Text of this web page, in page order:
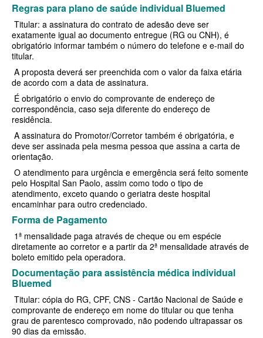
UNIHOSP PLANO DE SAÚDE EMPRESARIAL
UNIMED CENTRAL PLANO DE SAÚDE EMPRESARIAL
UNIMED GUARULHOS PLANO DE SAÚDE EMPRESARIAL
ÚNICA PLANO DE SAÚDE EMPRESARIAL
INTERCLINICAS PLANO DE SAÚDE INDIVIDUAL
KIPP PLANO DE SAÚDE INDIVIDUAL
MEDICAL HEALTH PLANO DE SAÚDE INDIVIDUAL
MED TOUR PLANO DE SAÚDE INDIVIDUAL
QSAUDE PLANO DE SAÚDE INDIVIDUAL
SANTA HELENA PLANO DE SAÚDE INDIVIDUAL
SANTARIS PLANO DE SAÚDE INDIVIDUAL
SÃO MIGUEL PLANO DE SAÚDE INDIVIDUAL
STA CASA MAUÁ PLANO DE SAÚDE INDIVIDUAL
TOTAL MEDCARE PLANO DE SAÚDE INDIVIDUAL
TRASMONTANO PLANO DE SAÚDE INDIVIDUAL
ÚNICA PLANO DE SAÚDE INDIVIDUAL
Regras para plano de saúde individual Bluemed
Titular: a assinatura do contrato de adesão deve ser
exatamente igual ao documento entregue (RG ou CNH), é
obrigatório informar também o número do telefone e e-mail do
titular.
A proposta deverá ser preenchida com o valor da faixa etária
de acordo com a data de assinatura.
É obrigatório o envio do comprovante de endereço de
correspondência, caso seja diferente do endereço de
residência.
A assinatura do Promotor/Corretor também é obrigatória, e
deve ser assinada pela mesma pessoa que assina a carta de
orientação.
O atendimento para urgência e emergência será feito somente
pelo Hospital San Paolo, assim como todo o tipo de
atendimento, exceto quando o geriatra deste hospital
encaminhar para outro credenciado.
Forma de Pagamento
1ª mensalidade paga através de cheque ou em espécie
diretamente ao corretor e a partir da 2ª mensalidade através de
boleto emitido pela operadora.
Documentação para assistência médica individual
Bluemed
Titular: cópia do RG, CPF, CNS - Cartão Nacional de Saúde e
comprovante de endereço em nome do titular ou que tenha
grau de parentesco comprovado, não podendo ultrapassar os
90 dias da emissão.